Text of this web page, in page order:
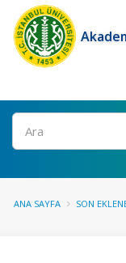
Ara
ANA SAYFA SON